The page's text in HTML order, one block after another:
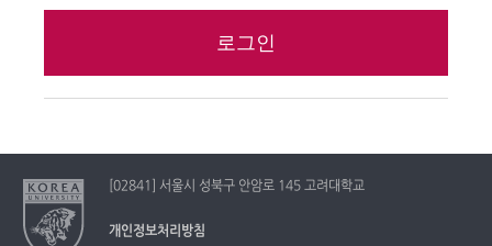
[02841] 서울시 성북구 안암로 145 고려대학교
개인정보처리방침